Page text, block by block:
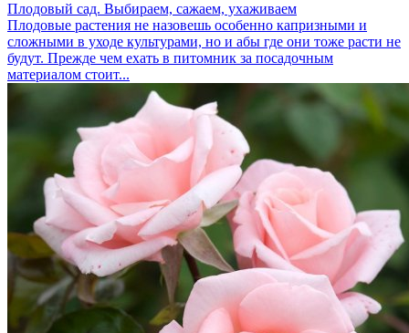
Плодовый сад. Выбираем, сажаем, ухаживаем
Плодовые растения не назовешь особенно капризными и
сложными в уходе культурами, но и абы где они тоже расти не
будут. Прежде чем ехать в питомник за посадочным
материалом стоит...